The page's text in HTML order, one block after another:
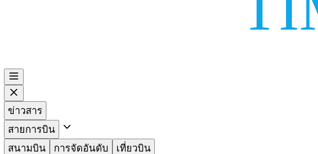
ข่าวสาร
สายการบิน
สนามบิน
การจัดอันดับ
เที่ยวบิน